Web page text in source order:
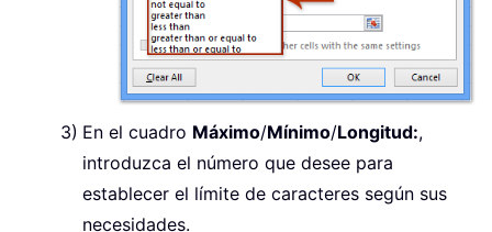
En el cuadro Máximo/Mínimo/Longitud:,
introduzca el número que desee para
establecer el límite de caracteres según sus
necesidades.